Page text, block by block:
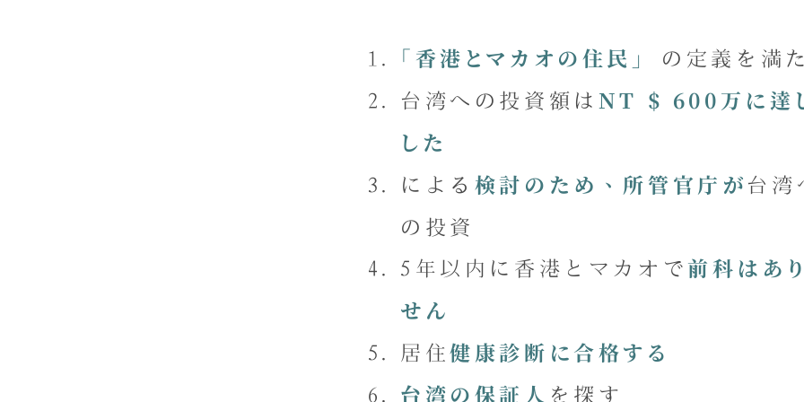
「香港とマカオの住民」 の 定義を満
台湾への投資額は NT $ 600万に達
した
による 検討のため、所管官庁が 台湾
の投資
5年以内に香港とマカオで 前科はあ
せん
居住健康診断に合格する
台湾の保証人 を探す